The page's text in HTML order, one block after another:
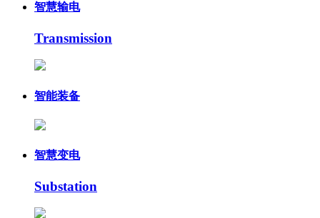
智慧输电
Transmission
智能装备
智慧变电
Substation